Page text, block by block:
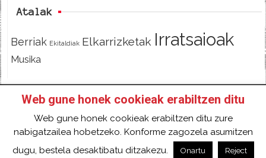
Atalak
Berriak Ekitaldiak Elkarrizketak Irratsaioak
Musika
HASIERA IZAN IRRATIKIDE!
FACEBOOK
TWITTER
HARREMANETARAKO SARRERA
2018 Gure eduki guztiak Creative Commons
Web gune honek cookieak erabiltzen ditu
Web gune honek cookieak erabiltzen ditu zure
nabigatzailea hobetzeko. Konforme zagozela asumitzen
dugu, bestela desaktibatu ditzakezu.
Onartu Reject